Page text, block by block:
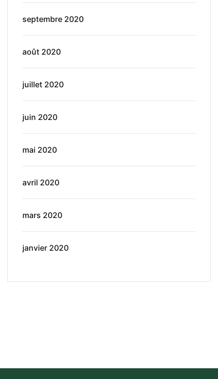
septembre 2020
août 2020
juillet 2020
juin 2020
mai 2020
avril 2020
mars 2020
janvier 2020